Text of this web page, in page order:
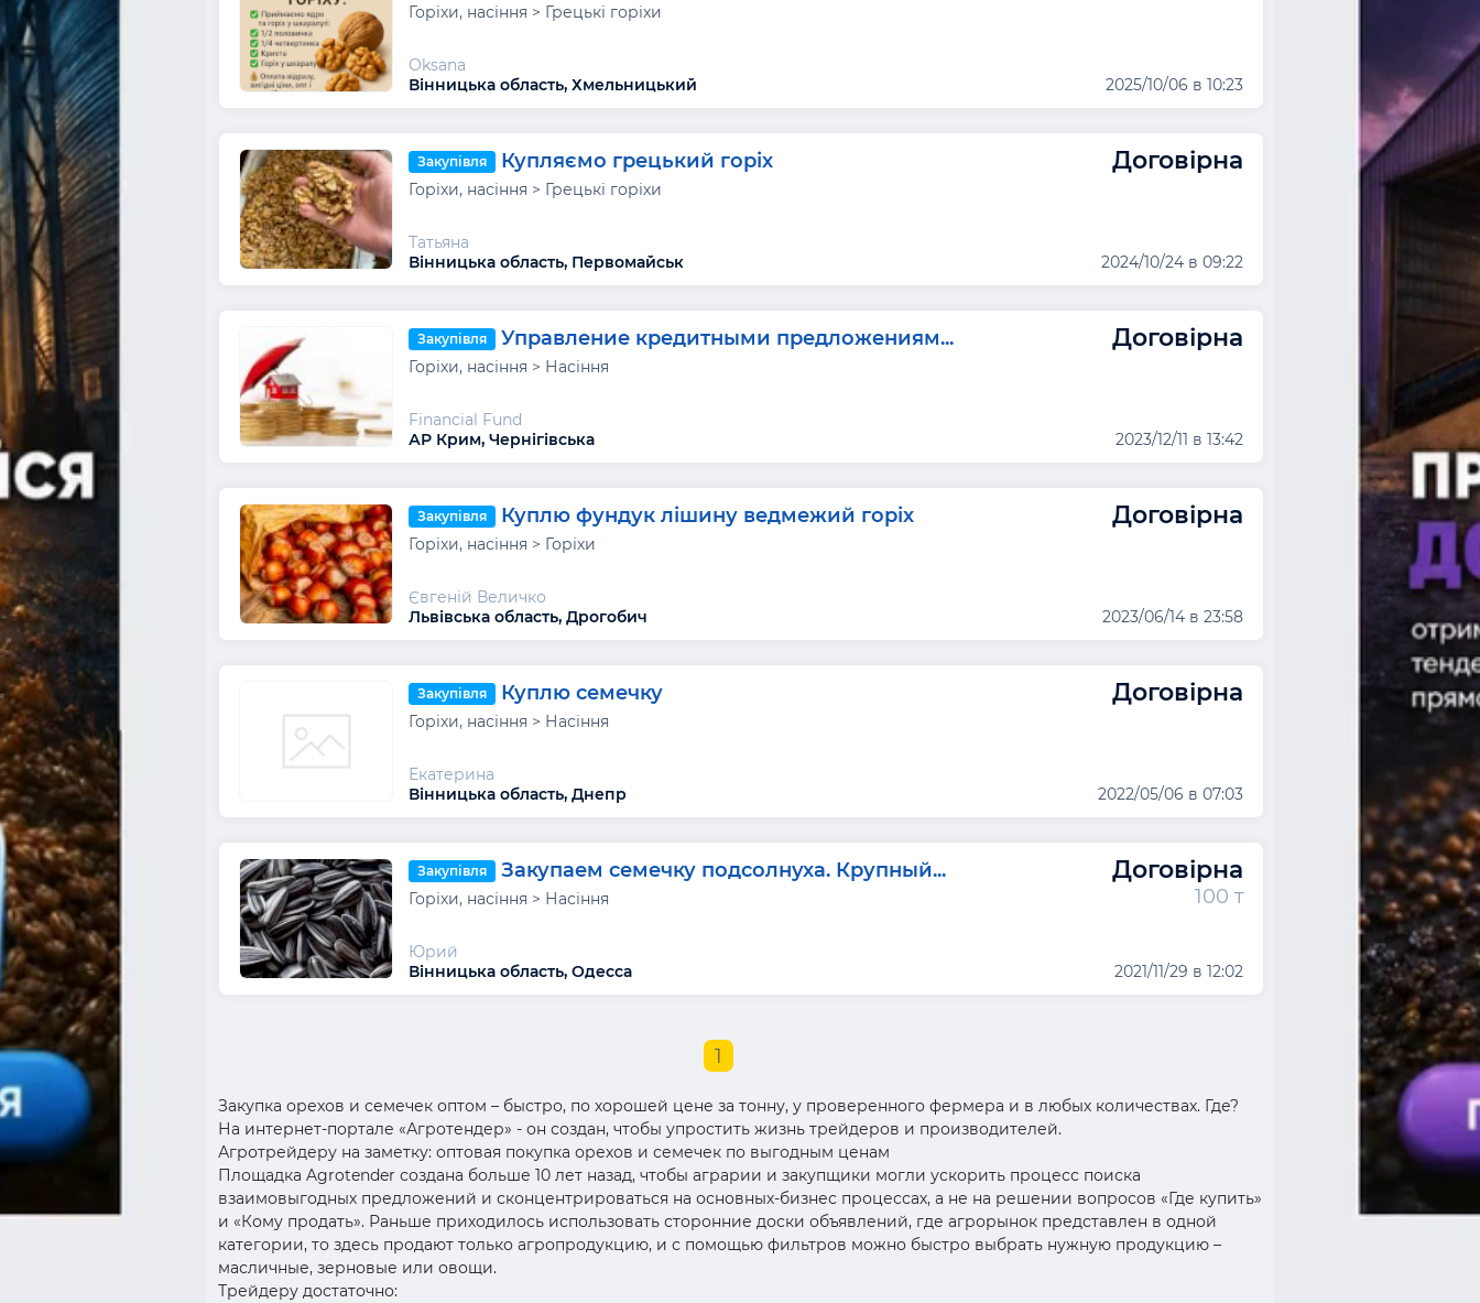
Горіхи, насіння > Грецькі горіхи
Oksana
Вінницька область, Хмельницький
2025/10/06 в 10:23
Закупівля Купляємо грецький горіх Договірна
Горіхи, насіння > Грецькі горіхи
Татьяна
Вінницька область, Первомайськ
2024/10/24 в 09:22
Закупівля Управление кредитными предложениям... Договірна
Горіхи, насіння > Насіння
Financial Fund
АР Крим, Чернігівська
2023/12/11 в 13:42
Закупівля Куплю фундук лішину ведмежий горіх Договірна
Горіхи, насіння > Горіхи
Євгеній Величко
Львівська область, Дрогобич
2023/06/14 в 23:58
Закупівля Куплю семечку Договірна
Горіхи, насіння > Насіння
Екатерина
Вінницька область, Днепр
2022/05/06 в 07:03
Закупівля Закупаем семечку подсолнуха. Крупный... Договірна
Горіхи, насіння > Насіння 100 т
Юрий
Вінницька область, Одесса
2021/11/29 в 12:02
1
Закупка орехов и семечек оптом – быстро, по хорошей цене за тонну, у проверенного фермера и в любых количествах. Где?
На интернет-портале «Агротендер» - он создан, чтобы упростить жизнь трейдеров и производителей.
Агротрейдеру на заметку: оптовая покупка орехов и семечек по выгодным ценам
Площадка Agrotender создана больше 10 лет назад, чтобы аграрии и закупщики могли ускорить процесс поиска
взаимовыгодных предложений и сконцентрироваться на основных-бизнес процессах, а не на решении вопросов «Где купить»
и «Кому продать». Раньше приходилось использовать сторонние доски объявлений, где агрорынок представлен в одной
категории, то здесь продают только агропродукцию, и с помощью фильтров можно быстро выбрать нужную продукцию –
масличные, зерновые или овощи.
Трейдеру достаточно: